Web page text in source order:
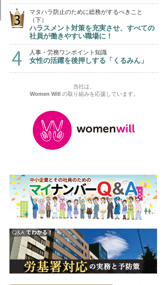
マタハラ防止のために総務がするべきこと
（下）
ハラスメント対策を充実させ、すべての
社員が働きやすい職場に！
人事・労務ワンポイント知識
女性の活躍を後押しする「くるみん」
当社は、
Women Willの取り組みを応援しています。